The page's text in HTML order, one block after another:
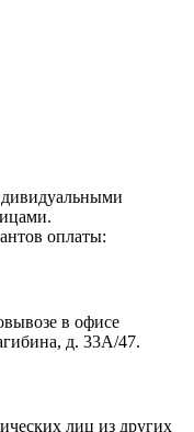
оплаты:
в офисе
д. 33А/47.
лиц из других